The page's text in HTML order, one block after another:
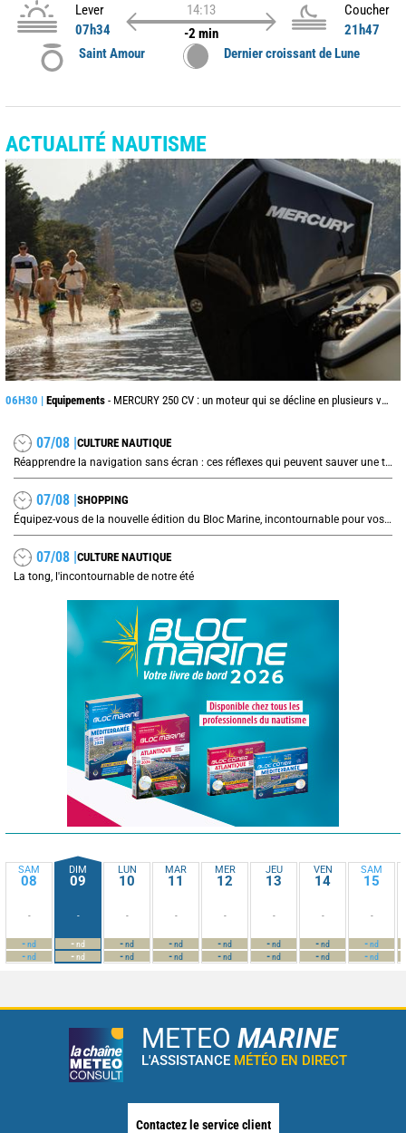
Lever
07h34
14:13
-2 min
Coucher
21h47
Saint Amour
Dernier croissant de Lune
ACTUALITÉ NAUTISME
06H30 | Equipements - MERCURY 250 CV : un moteur qui se décline en plusieurs versions suivant l’utilisation
07/08 |CULTURE NAUTIQUE
Réapprendre la navigation sans écran : ces réflexes qui peuvent sauver une traversée
07/08 |SHOPPING
Équipez-vous de la nouvelle édition du Bloc Marine, incontournable pour vos prochaines navigations !
07/08 |CULTURE NAUTIQUE
La tong, l'incontournable de notre été
SAM
08
-
-nd
-nd
DIM
09
-
-nd
-nd
LUN
10
-
-nd
-nd
MAR
11
-
-nd
-nd
MER
12
-
-nd
-nd
JEU
13
-
-nd
-nd
VEN
14
-
-nd
-nd
SAM
15
-
-nd
-nd
METEO MARINE
L'ASSISTANCE MÉTÉO EN DIRECT
Contactez le service client